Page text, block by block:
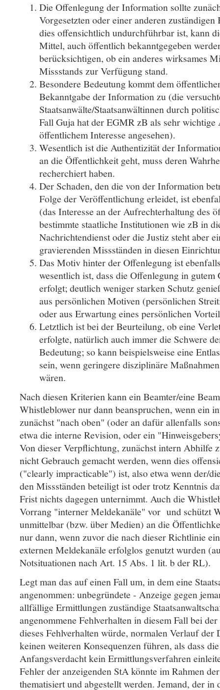
Die Offenlegung der Information sollte
Vorgesetzten oder einer anderen
dies offensichtlich undurchführbar ist, kann
Mittel, auch öffentlich bekanntgegeben
berücksichtigen, ob ein anderes wirksames
Missstands zur Verfügung stand.
Besondere Bedeutung kommt dem
Bekanntgabe der Information zu (die
Staatsanwälte/Staatsanwältinnen durch
Fall Guja hat der EGMR zB als sehr wichtige
öffentlichem Interesse angesehen).
Wesentlich ist die Authentizität der
an die Öffentlichkeit geht, muss deren
recherchiert haben.
Der Schaden, den die von der Information
Folge der Veröffentlichung erleidet, ist
(das Interesse an der Aufrechterhaltung des
bestimmte staatliche Institutionen wie zB in
Nachrichtendienst oder die Justiz steht aber
gravierenden Missständen in diesen
Das Motiv hinter der Offenlegung ist
wesentlich ist, dass die Offenlegung in
erfolgt; deutlich weniger starken Schutz
aus persönlichen Motiven (persönlichen
oder aus Erwartung eines persönlichen
Letztlich ist bei der Beurteilung, ob eine
erfolgte, natürlich auch immer die Schwere
Bedeutung; so kann beispielsweise eine
sein, wenn geringere disziplinäre
wären.
Nach diesen Kriterien kann ein Beamter/eine
Whistleblower nur dann beanspruchen, wenn ein
zunächst "nach oben" (oder an dafür allenfalls
etwa die interne Revision, oder ein
Von dieser Verpflichtung, zunächst intern Abhilfe
nicht Gebrauch gemacht werden, wenn dies
("clearly impracticable") ist, also etwa wenn der/
den Missständen beteiligt ist oder trotz Kenntnis
Frist nichts dagegen unternimmt. Auch die
Vorrang "interner Meldekanäle" vor und schützt
unmittelbar (bzw. über Medien) an die
nur dann, wenn zuvor die nach dieser Richtlinie
externen Meldekanäle erfolglos genutzt wurden
Notsituationen nach Art. 15 Abs. 1 lit. b der RL).
Legt man das auf einen Fall um, in dem eine
angenommen: unbegründete - Anzeige gegen
allfällige Ermittlungen zuständige
angenommene Fehlverhalten in diesem Fall bei
dieses Fehlverhalten würde, normalen Verlauf der
keinen weiteren Konsequenzen führen, als dass
Anfangsverdacht kein Ermittlungsverfahren
Fehler der anzeigenden StA könnte im Rahmen
thematisiert und abgestellt werden. Jemand, der